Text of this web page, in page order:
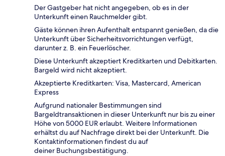
Der Gastgeber hat nicht angegeben, ob es in der
Unterkunft einen Rauchmelder gibt.
Gäste können ihren Aufenthalt entspannt genießen, da die
Unterkunft über Sicherheitsvorrichtungen verfügt,
darunter z. B. ein Feuerlöscher.
Diese Unterkunft akzeptiert Kreditkarten und Debitkarten.
Bargeld wird nicht akzeptiert.
Akzeptierte Kreditkarten: Visa, Mastercard, American
Express
Aufgrund nationaler Bestimmungen sind
Bargeldtransaktionen in dieser Unterkunft nur bis zu einer
Höhe von 5000 EUR erlaubt. Weitere Informationen
erhältst du auf Nachfrage direkt bei der Unterkunft. Die
Kontaktinformationen findest du auf
deiner Buchungsbestätigung.